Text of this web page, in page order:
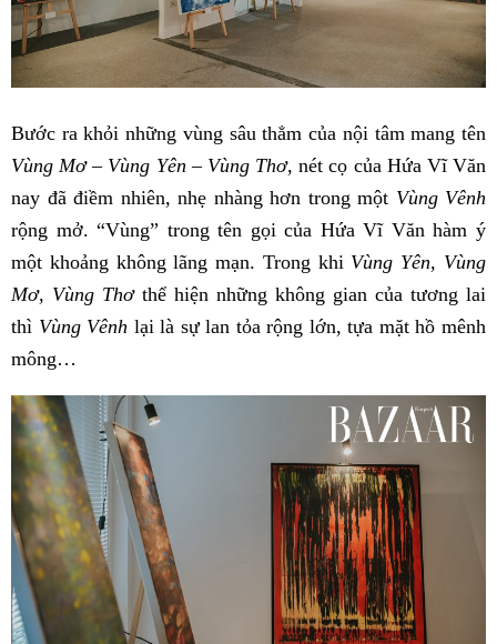
Bước ra khỏi những vùng sâu thẳm của nội tâm mang tên
Vùng Mơ – Vùng Yên – Vùng Thơ, nét cọ của Hứa Vĩ Văn
nay đã điềm nhiên, nhẹ nhàng hơn trong một Vùng Vênh
rộng mở. “Vùng” trong tên gọi của Hứa Vĩ Văn hàm ý
một khoảng không lãng mạn. Trong khi Vùng Yên, Vùng
Mơ, Vùng Thơthể hiện những không gian của tương lai
thì Vùng Vênh lại là sự lan tỏa rộng lớn, tựa mặt hồ mênh
mông…